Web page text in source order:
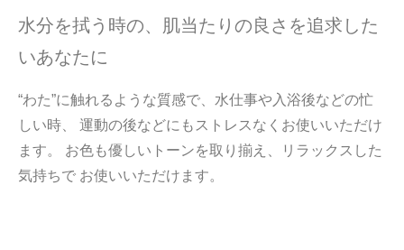
水分を拭う時の、肌当たりの良さを追求した
いあなたに
“わた”に触れるような質感で、水仕事や入浴後などの忙
しい時、 運動の後などにもストレスなくお使いいただけ
ます。 お色も優しいトーンを取り揃え、リラックスした
気持ちで お使いいただけます。